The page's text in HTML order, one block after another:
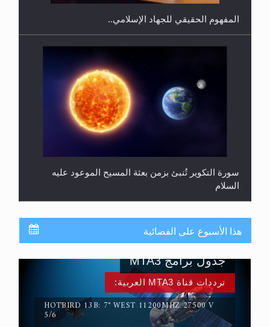
المفهوم الحقيقي للجهاد الإسلامي..
سورة التكوير تُنبئ بزمن بعثة المسيح الموعود عليه
السلام
هذا الأسبوع على الفضائية
ترددات قناة MTA3 العربية:
HOTBIRD 13B: 7° WEST 11200MHZ 27500 V
5/6
جدول برامج MTA3